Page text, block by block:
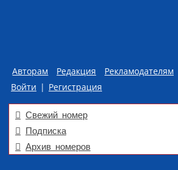
Авторам Редакция Рекламодателям
Войти | Регистрация
Свежий номер
Подписка
Архив номеров